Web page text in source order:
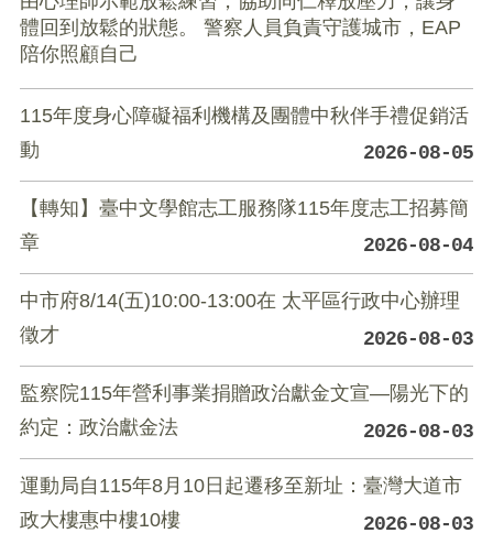
體回到放鬆的狀態。 警察人員負責守護城市，EAP
陪你照顧自己
115年度身心障礙福利機構及團體中秋伴手禮促銷活
動
2026-08-05
【轉知】臺中文學館志工服務隊115年度志工招募簡
章
2026-08-04
中市府8/14(五)10:00-13:00在 太平區行政中心辦理
徵才
2026-08-03
監察院115年營利事業捐贈政治獻金文宣—陽光下的
約定：政治獻金法
2026-08-03
運動局自115年8月10日起遷移至新址：臺灣大道市
政大樓惠中樓10樓
2026-08-03